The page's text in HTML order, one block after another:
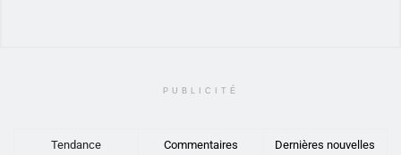
PUBLICITÉ
Tendance Commentaires Dernières nouvelles